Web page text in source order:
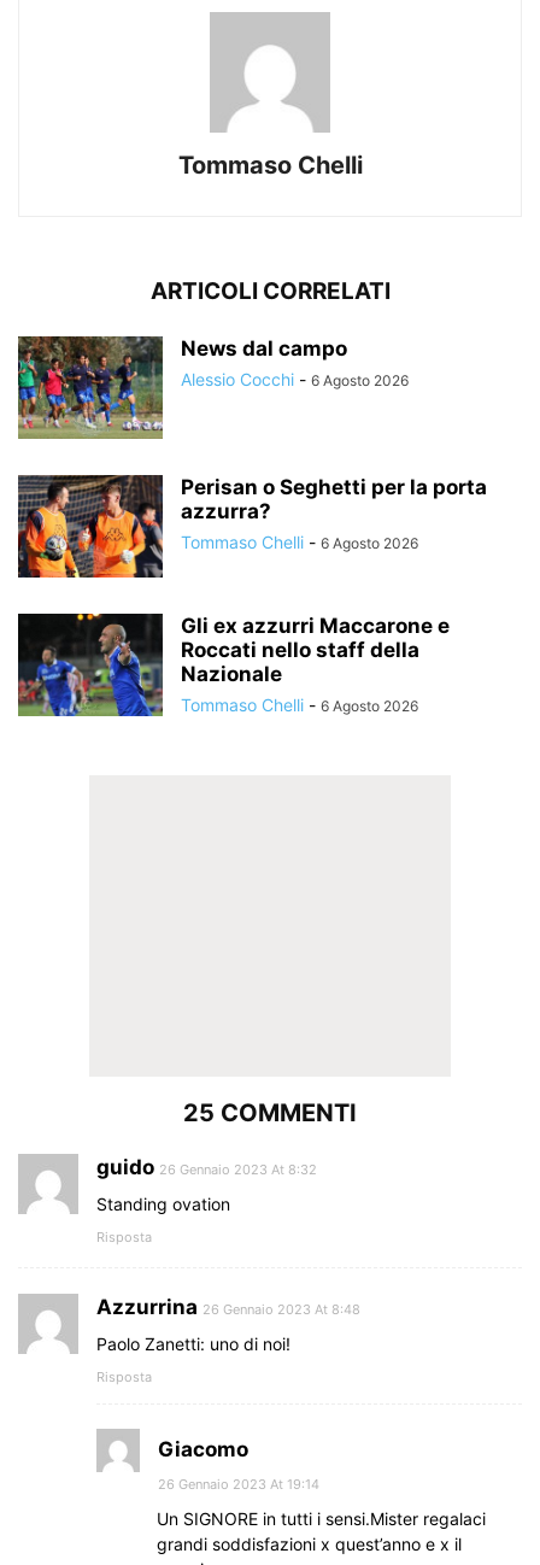
Tommaso Chelli
ARTICOLI CORRELATI
News dal campo
Alessio Cocchi - 6 Agosto 2026
Perisan o Seghetti per la porta
azzurra?
Tommaso Chelli - 6 Agosto 2026
Gli ex azzurri Maccarone e
Roccati nello staff della
Nazionale
Tommaso Chelli - 6 Agosto 2026
25 COMMENTI
guido 26 Gennaio 2023 At 8:32
Standing ovation
Risposta
Azzurrina 26 Gennaio 2023 At 8:48
Paolo Zanetti: uno di noi!
Risposta
Giacomo
26 Gennaio 2023 At 19:14
Un SIGNORE in tutti i sensi.Mister regalaci
grandi soddisfazioni x quest’anno e x il